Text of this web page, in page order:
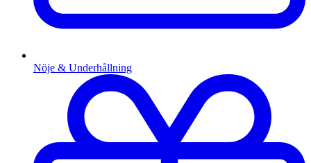
Nöje & Underhållning